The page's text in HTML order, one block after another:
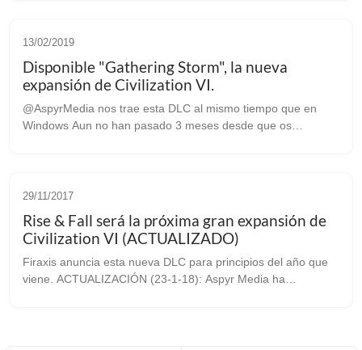
13/02/2019
Disponible "Gathering Storm", la nueva
expansión de Civilization VI.
@AspyrMedia nos trae esta DLC al mismo tiempo que en
Windows Aun no han pasado 3 meses desde que os
29/11/2017
Rise & Fall será la próxima gran expansión de
Civilization VI (ACTUALIZADO)
Firaxis anuncia esta nueva DLC para principios del año que
viene. ACTUALIZACIÓN (23-1-18): Aspyr Media ha